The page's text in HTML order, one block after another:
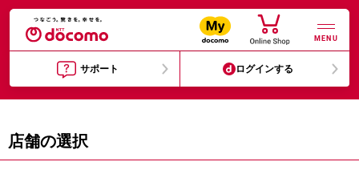
MENU
サポート ログインする
店舗の選択